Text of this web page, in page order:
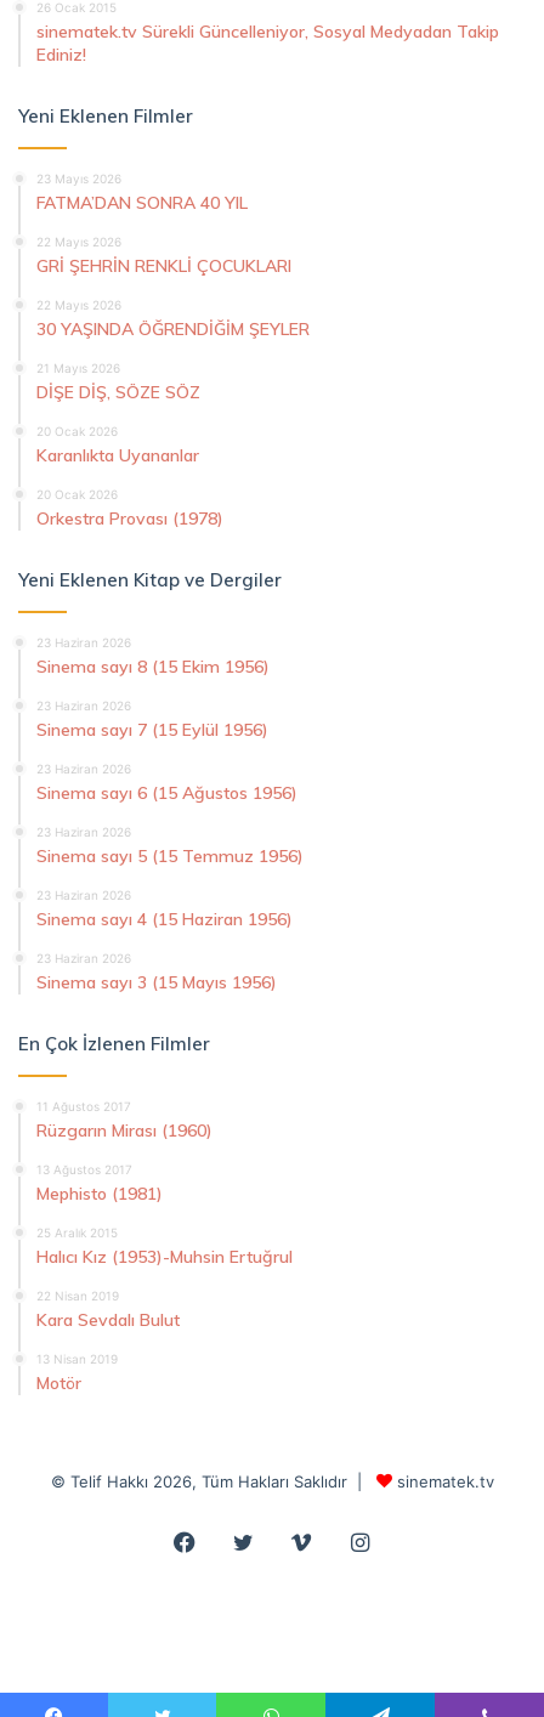
26 Ocak 2015
sinematek.tv Sürekli Güncelleniyor, Sosyal Medyadan Takip
Ediniz!
Yeni Eklenen Filmler
23 Mayıs 2026
FATMA’DAN SONRA 40 YIL
22 Mayıs 2026
GRİ ŞEHRİN RENKLİ ÇOCUKLARI
22 Mayıs 2026
30 YAŞINDA ÖĞRENDİĞİM ŞEYLER
21 Mayıs 2026
DİŞE DİŞ, SÖZE SÖZ
20 Ocak 2026
Karanlıkta Uyananlar
20 Ocak 2026
Orkestra Provası (1978)
Yeni Eklenen Kitap ve Dergiler
23 Haziran 2026
Sinema sayı 8 (15 Ekim 1956)
23 Haziran 2026
Sinema sayı 7 (15 Eylül 1956)
23 Haziran 2026
Sinema sayı 6 (15 Ağustos 1956)
23 Haziran 2026
Sinema sayı 5 (15 Temmuz 1956)
23 Haziran 2026
Sinema sayı 4 (15 Haziran 1956)
23 Haziran 2026
Sinema sayı 3 (15 Mayıs 1956)
En Çok İzlenen Filmler
11 Ağustos 2017
Rüzgarın Mirası (1960)
13 Ağustos 2017
Mephisto (1981)
25 Aralık 2015
Halıcı Kız (1953)-Muhsin Ertuğrul
22 Nisan 2019
Kara Sevdalı Bulut
13 Nisan 2019
Motör
© Telif Hakkı 2026, Tüm Hakları Saklıdır | sinematek.tv
Facebook
TwitterVimeoInstagram